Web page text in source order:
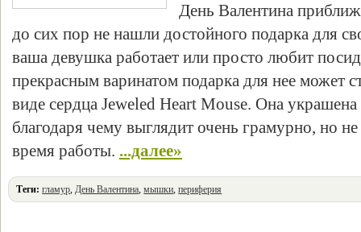
День Валентина
до сих пор не нашли достойного подарка для
ваша девушка работает или просто любит
прекрасным варинатом подарка для нее может
виде сердца Jeweled Heart Mouse. Она
благодаря чему выглядит очень грамурно, но
время работы. ...далее»
Теги: гламур,День Валентина,мышки,периферия